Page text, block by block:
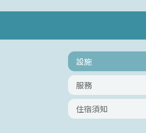
設施
服務
住宿須知